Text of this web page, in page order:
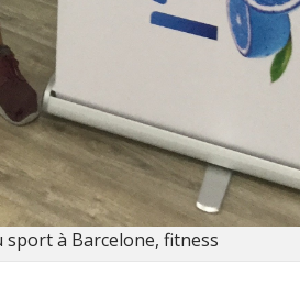
sport à Barcelone, fitness